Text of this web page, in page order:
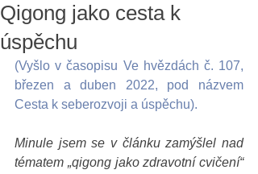
Qigong jako cesta k
úspěchu
(Vyšlo v časopisu Ve hvězdách č. 107,
březen a duben 2022, pod názvem
Cesta k seberozvoji a úspěchu).
Minule jsem se v článku zamýšlel nad
tématem „qigong jako zdravotní cvičení“